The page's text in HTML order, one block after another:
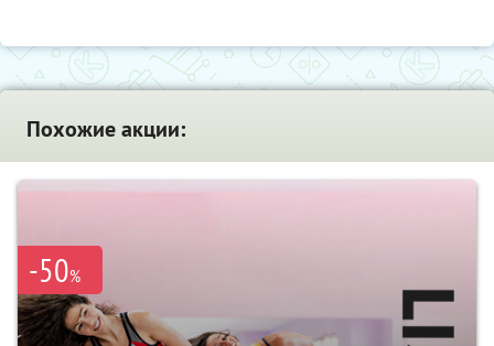
Похожие акции:
-50%